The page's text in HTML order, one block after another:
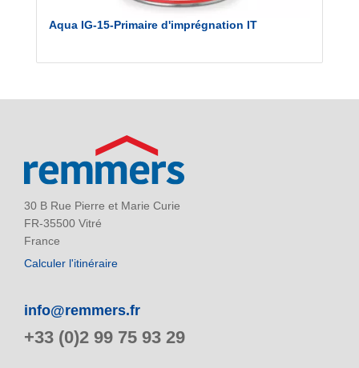
Aqua IG-15-Primaire d'imprégnation IT
30 B Rue Pierre et Marie Curie
FR-35500 Vitré
France
Calculer l'itinéraire
info@remmers.fr
+33 (0)2 99 75 93 29